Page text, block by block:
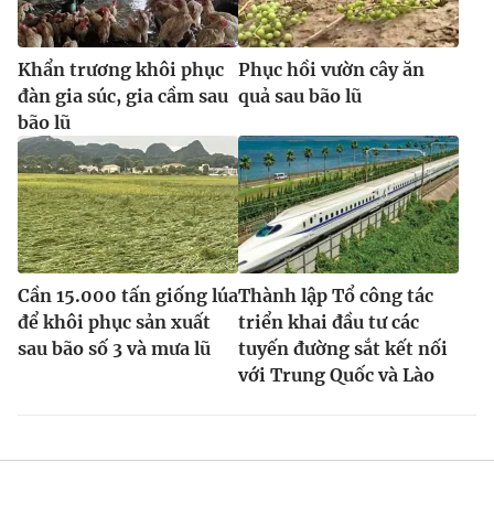
® Cấm sao chép dưới mọi hình thức nếu không có sự chấp
thuận bằng văn bản. Ghi rõ nguồn VTV.vn khi phát hành lại
thông tin từ website này.
Khẩn trương khôi phục
đàn gia súc, gia cầm sau
bão lũ
Phục hồi vườn cây ăn
quả sau bão lũ
Cần 15.000 tấn giống lúa
để khôi phục sản xuất
sau bão số 3 và mưa lũ
Thành lập Tổ công tác
triển khai đầu tư các
tuyến đường sắt kết nối
với Trung Quốc và Lào